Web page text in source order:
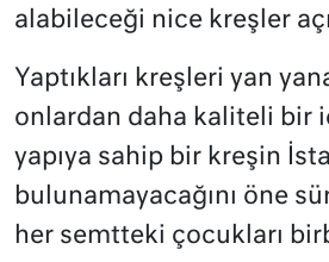
alabileceği nice kreşler
Yaptıkları kreşleri yan
onlardan daha kaliteli bir
yapıya sahip bir kreşin
bulunamayacağını öne
her semtteki çocukları